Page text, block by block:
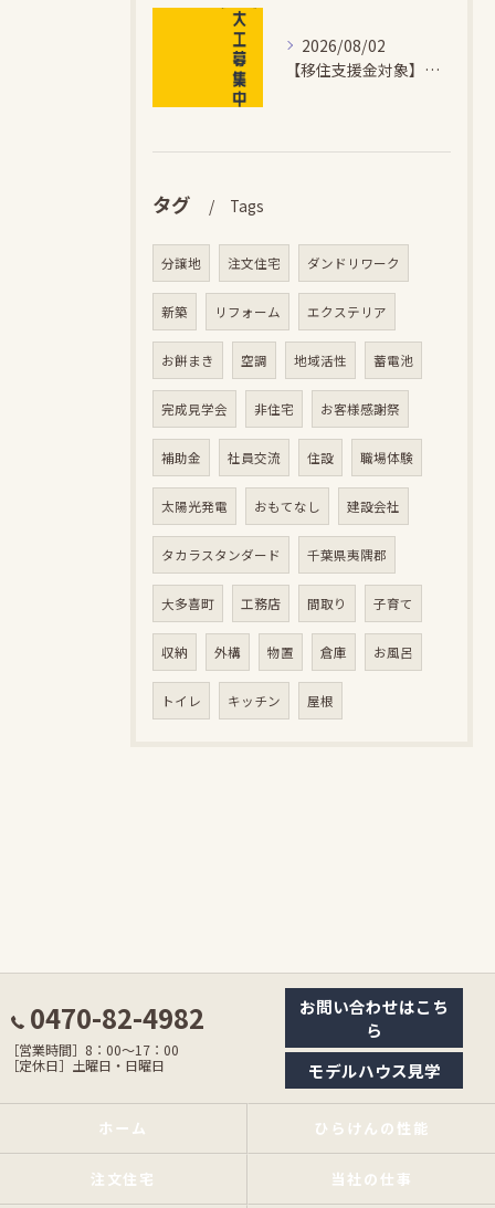
2026/08/02
【移住支援金対象】【未経験歓迎】大多喜町で「見えないところも...
タグ Tags
分譲地 注文住宅 ダンドリワーク
新築 リフォーム エクステリア
お餅まき 空調 地域活性 蓄電池
完成見学会 非住宅 お客様感謝祭
補助金 社員交流 住設 職場体験
太陽光発電 おもてなし 建設会社
タカラスタンダード 千葉県夷隅郡
大多喜町 工務店 間取り 子育て
収納 外構 物置 倉庫 お風呂
トイレ キッチン 屋根
0470-82-4982
［営業時間］8：00〜17：00
［定休日］土曜日・日曜日
お問い合わせはこち
ら
モデルハウス見学
ホーム ひらけんの性能
注文住宅 当社の仕事